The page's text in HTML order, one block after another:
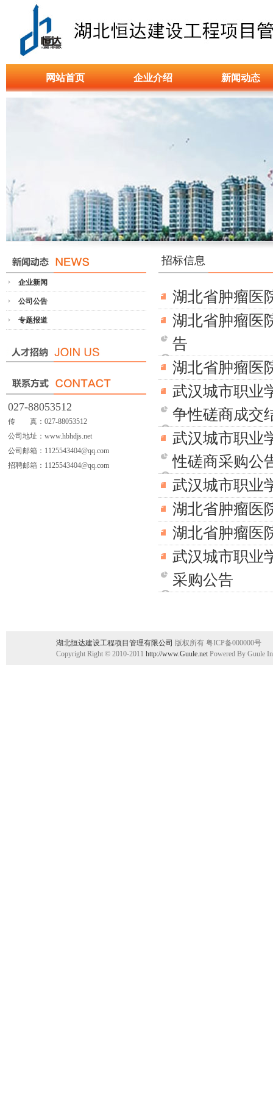
网站首页 企业介绍 新闻动态
企业新闻
公司公告
专题报道
027-88053512
传 真：027-88053512
公司地址：www.hbhdjs.net
公司邮箱：1125543404@qq.com
招聘邮箱：1125543404@qq.com
招标信息
湖北省肿瘤医
湖北省肿瘤医
告
湖北省肿瘤医
武汉城市职业
争性磋商成交
武汉城市职业
性磋商采购公
武汉城市职业
湖北省肿瘤医
湖北省肿瘤医
武汉城市职业
采购公告
湖北恒达建设工程项目管理有限公司 版权所有 粤ICP备000000号
Copyright Right © 2010-2011 http://www.Guule.net Powered By Guule